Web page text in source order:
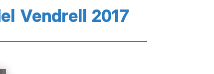
Vendrell 2017